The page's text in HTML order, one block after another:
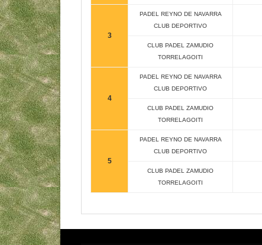
3
PADEL REYNO DE NAVARRA
CLUB DEPORTIVO
CLUB PADEL ZAMUDIO
TORRELAGOITI
4
PADEL REYNO DE NAVARRA
CLUB DEPORTIVO
CLUB PADEL ZAMUDIO
TORRELAGOITI
5
PADEL REYNO DE NAVARRA
CLUB DEPORTIVO
CLUB PADEL ZAMUDIO
TORRELAGOITI